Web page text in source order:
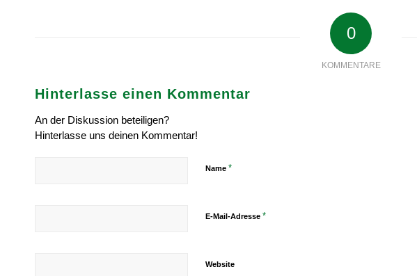
0
KOMMENTARE
Hinterlasse einen Kommentar
An der Diskussion beteiligen?
Hinterlasse uns deinen Kommentar!
Name *
E-Mail-Adresse *
Website